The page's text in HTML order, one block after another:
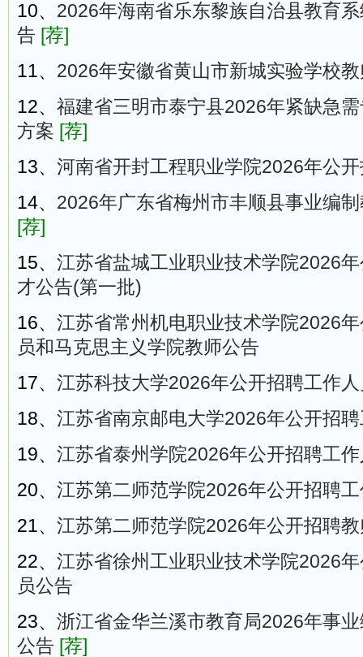
10、 2026年海南省乐东黎族自治县教育
告 [荐]
11、 2026年安徽省黄山市新城实验学校
12、 福建省三明市泰宁县2026年紧缺急
方案 [荐]
13、 河南省开封工程职业学院2026年公
14、 2026年广东省梅州市丰顺县事业编
[荐]
15、 江苏省盐城工业职业技术学院2026
才公告(第一批)
16、 江苏省常州机电职业技术学院2026
员和马克思主义学院教师公告
17、 江苏科技大学2026年公开招聘工作
18、 江苏省南京邮电大学2026年公开招
19、 江苏省泰州学院2026年公开招聘工
20、 江苏第二师范学院2026年公开招聘
21、 江苏第二师范学院2026年公开招聘
22、 江苏省徐州工业职业技术学院2026
员公告
23、 浙江省金华兰溪市教育局2026年事
公告 [荐]